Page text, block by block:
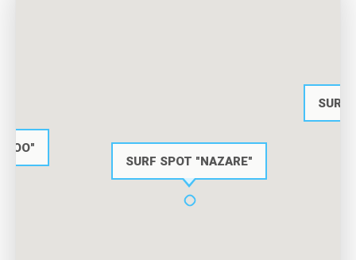
SURF SPOT "NAZARE"
SURF